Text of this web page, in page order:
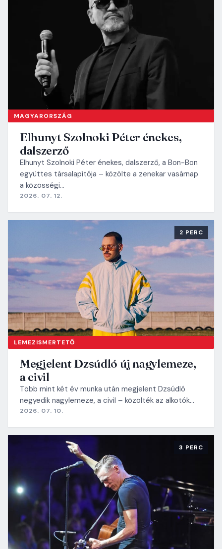
MAGYARORSZÁG
Elhunyt Szolnoki Péter énekes,
dalszerző
Elhunyt Szolnoki Péter énekes, dalszerző, a Bon-Bon
együttes társalapítója – közölte a zenekar vasárnap
a közösségi…
2026. 07. 12.
LEMEZISMERTETŐ
2 PERC
Megjelent Dzsúdló új nagylemeze,
a civil
Több mint két év munka után megjelent Dzsúdló
negyedik nagylemeze, a civil – közölték az alkotók…
2026. 07. 10.
3 PERC